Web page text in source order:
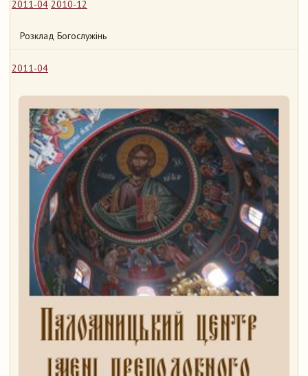
2011-04 2010-12
Розклад Богослужінь
2011-04